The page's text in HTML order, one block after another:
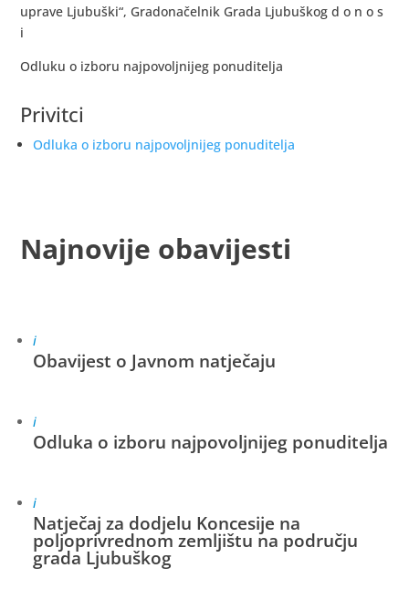
uprave Ljubuški“, Gradonačelnik Grada Ljubuškog d o n o s
i
Odluku o izboru najpovoljnijeg ponuditelja
Privitci
Odluka o izboru najpovoljnijeg ponuditelja
Najnovije obavijesti
i
Obavijest o Javnom natječaju
i
Odluka o izboru najpovoljnijeg ponuditelja
i
Natječaj za dodjelu Koncesije na
poljoprivrednom zemljištu na području
grada Ljubuškog